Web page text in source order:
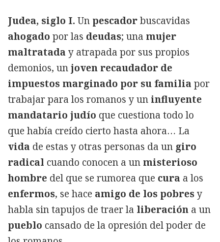
Judea, siglo I. Un pescadorbuscavidas
ahogado por las deudas; una mujer
maltratada y atrapada por sus propios
demonios, unjoven recaudador de
impuestos marginado por su familia por
trabajar para los romanos y un influyente
mandatario judío que cuestiona todo lo
que había creído cierto hasta ahora… La
vida de estas y otras personas da un giro
radical cuando conocen a un misterioso
hombre del que se rumorea que cura a los
enfermos, se hace amigo de los pobresy
habla sin tapujos de traer la liberación a un
pueblo cansado de la opresión del poder de